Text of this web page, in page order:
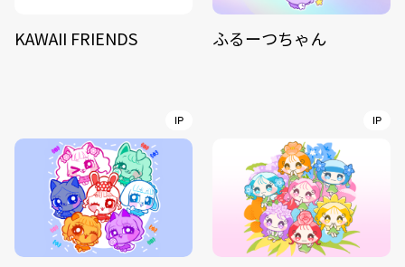
KAWAII FRIENDS ふるーつちゃん
IP IP